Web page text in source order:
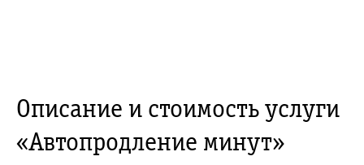
Описание и стоимость услуги
«Автопродление минут»